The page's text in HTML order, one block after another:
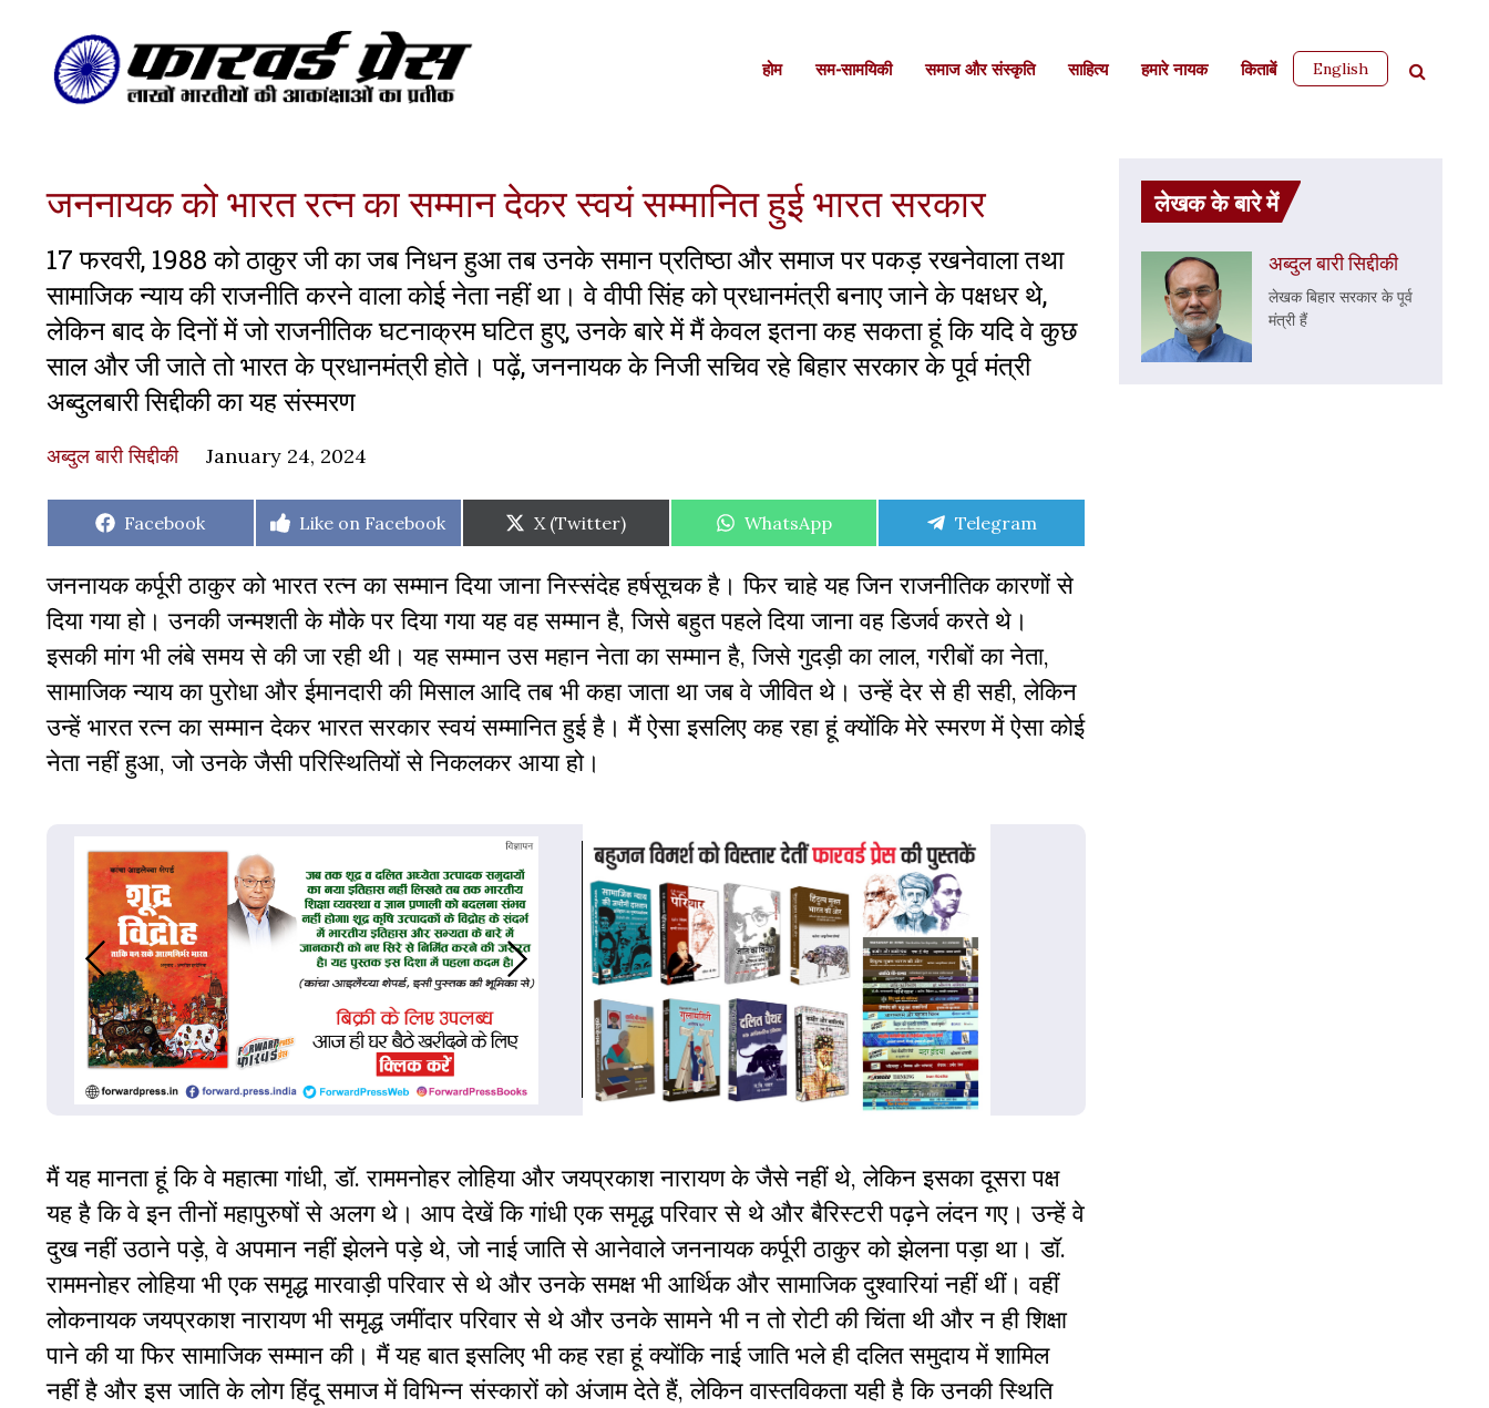
होम सम-सामयिकी समाज और संस्कृति साहित्‍य हमारे नायक किताबें English
जननायक को भारत रत्न का सम्मान देकर स्वयं सम्मानित हुई भारत सरकार
17 फरवरी, 1988 को ठाकुर जी का जब निधन हुआ तब उनके समान प्रतिष्ठा और समाज पर पकड़ रखनेवाला तथा
सामाजिक न्याय की राजनीति करने वाला कोई नेता नहीं था। वे वीपी सिंह को प्रधानमंत्री बनाए जाने के पक्षधर थे,
लेकिन बाद के दिनाें में जो राजनीतिक घटनाक्रम घटित हुए, उनके बारे में मैं केवल इतना कह सकता हूं कि यदि वे कुछ
साल और जी जाते तो भारत के प्रधानमंत्री होते। पढ़ें, जननायक के निजी सचिव रहे बिहार सरकार के पूर्व मंत्री
अब्दुलबारी सिद्दीकी का यह संस्मरण
अब्दुल बारी सिद्दीकी January 24, 2024
Share
Facebook
Share
Like on Facebook
Share
on
X (Twitter)
Share
WhatsApp
Share
Telegram
जननायक कर्पूरी ठाकुर को भारत रत्न का सम्मान दिया जाना निस्संदेह हर्षसूचक है। फिर चाहे यह जिन राजनीतिक कारणों से
दिया गया हो। उनकी जन्मशती के मौके पर दिया गया यह वह सम्मान है, जिसे बहुत पहले दिया जाना वह डिजर्व करते थे।
इसकी मांग भी लंबे समय से की जा रही थी। यह सम्मान उस महान नेता का सम्मान है, जिसे गुदड़ी का लाल, गरीबाें का नेता,
सामाजिक न्याय का पुरोधा और ईमानदारी की मिसाल आदि तब भी कहा जाता था जब वे जीवित थे। उन्हें देर से ही सही, लेकिन
उन्हें भारत रत्न का सम्मान देकर भारत सरकार स्वयं सम्मानित हुई है। मैं ऐसा इसलिए कह रहा हूं क्योंकि मेरे स्मरण में ऐसा कोई
नेता नहीं हुआ, जो उनके जैसी परिस्थितियों से निकलकर आया हो।
मैं यह मानता हूं कि वे महात्मा गांधी, डॉ. राममनोहर लोहिया और जयप्रकाश नारायण के जैसे नहीं थे, लेकिन इसका दूसरा पक्ष
यह है कि वे इन तीनों महापुरुषों से अलग थे। आप देखें कि गांधी एक समृद्ध परिवार से थे और बैरिस्टरी पढ़ने लंदन गए। उन्हें वे
दुख नहीं उठाने पड़े, वे अपमान नहीं झेलने पड़े थे, जो नाई जाति से आनेवाले जननायक कर्पूरी ठाकुर को झेलना पड़ा था। डॉ.
राममनोहर लोहिया भी एक समृद्ध मारवाड़ी परिवार से थे और उनके समक्ष भी आर्थिक और सामाजिक दुश्वारियां नहीं थीं। वहीं
लोकनायक जयप्रकाश नारायण भी समृद्ध जमींदार परिवार से थे और उनके सामने भी न तो रोटी की चिंता थी और न ही शिक्षा
पाने की या फिर सामाजिक सम्मान की। मैं यह बात इसलिए भी कह रहा हूं क्योंकि नाई जाति भले ही दलित समुदाय में शामिल
नहीं है और इस जाति के लोग हिंदू समाज में विभिन्न संस्कारों को अंजाम देते हैं, लेकिन वास्तविकता यही है कि उनकी स्थिति
लेखक के बारे में
अब्दुल बारी सिद्दीकी
लेखक बिहार सरकार के पूर्व
मंत्री हैं